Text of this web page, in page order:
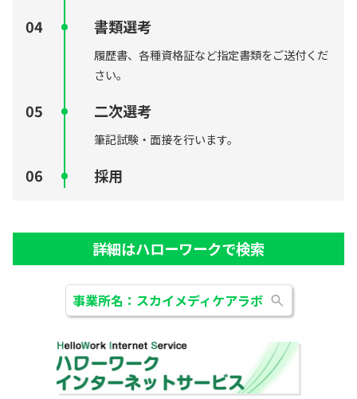
書類選考
履歴書、各種資格証など指定書類をご送付くだ
さい。
二次選考
筆記試験・面接を行います。
採用
詳細はハローワークで検索
事業所名：スカイメディケアラボ